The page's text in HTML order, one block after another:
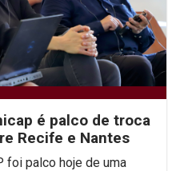
é palco de troca
Recife e Nantes
foi palco hoje de uma